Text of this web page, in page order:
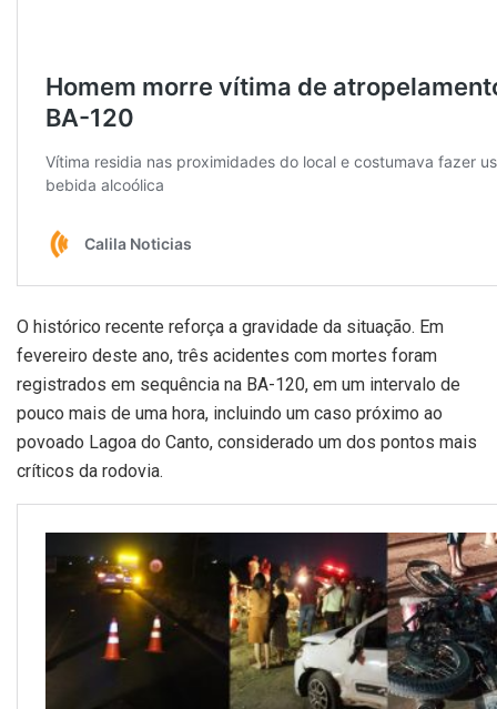
O histórico recente reforça a gravidade da situação. Em
fevereiro deste ano, três acidentes com mortes foram
registrados em sequência na BA-120, em um intervalo de
pouco mais de uma hora, incluindo um caso próximo ao
povoado Lagoa do Canto, considerado um dos pontos mais
críticos da rodovia.